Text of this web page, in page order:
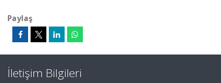
Paylaş
İletişim Bilgileri